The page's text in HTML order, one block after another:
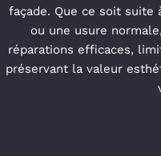
façade. Que ce soit suite
ou une usure
réparations efficaces,
préservant la valeur